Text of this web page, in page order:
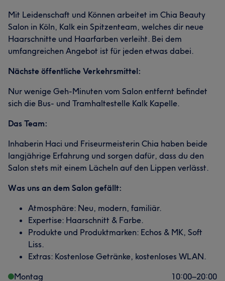
Mit Leidenschaft und Können arbeitet im Chia Beauty
Salon in Köln, Kalk ein Spitzenteam, welches dir neue
Haarschnitte und Haarfarben verleiht. Bei dem
umfangreichen Angebot ist für jeden etwas dabei.
Nächste öffentliche Verkehrsmittel:
Nur wenige Geh-Minuten vom Salon entfernt befindet
sich die Bus- und Tramhaltestelle Kalk Kapelle.
Das Team:
Inhaberin Haci und Friseurmeisterin Chia haben beide
langjährige Erfahrung und sorgen dafür, dass du den
Salon stets mit einem Lächeln auf den Lippen verlässt.
Was uns an dem Salon gefällt:
Atmosphäre: Neu, modern, familiär.
Expertise: Haarschnitt & Farbe.
Produkte und Produktmarken: Echos & MK, Soft
Liss.
Extras: Kostenlose Getränke, kostenloses WLAN.
Montag
10:00–20:00